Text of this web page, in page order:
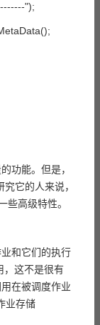
");
功能。但是，
它的人来说，
些高级特性。
和它们的执行
，这不是很有
在被调度作业
业存储